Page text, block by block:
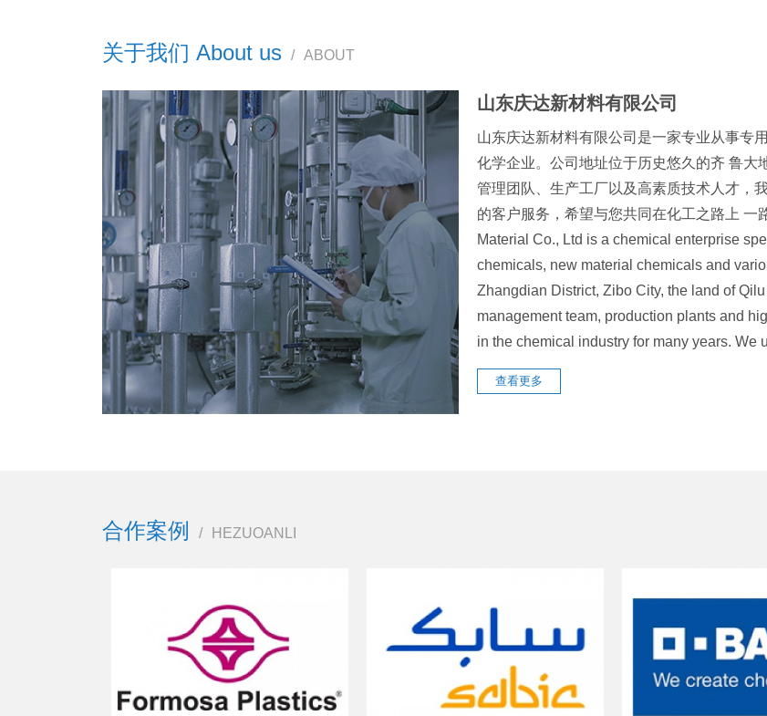
关于我们 About us / ABOUT
山东庆达新材料有限公司
山东庆达新材料有限公司是一家专业从事专
化学企业。公司地址位于历史悠久的齐 鲁大
管理团队、生产工厂以及高素质技术人才，
的客户服务，希望与您共同在化工之路上
Material Co., Ltd is a chemical enterprise
chemicals, new material chemicals and
Zhangdian District, Zibo City, the land of
management team, production plants and
in the chemical industry for many years.
查看更多
合作案例 / HEZUOANLI